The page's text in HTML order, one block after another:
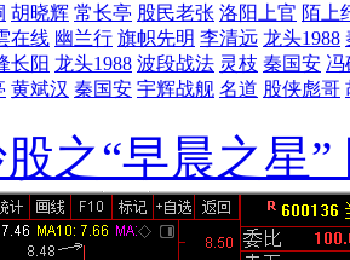
胡晓辉 常长亭 股民老张 洛阳上官 陌上
在线 幽兰行 旗帜先明 李清远 龙头1988
长阳 龙头1988 波段战法 灵枝 秦国安 冯
黄斌汉 秦国安 宇辉战舰 名道 股侠彪哥
之“早晨之星”